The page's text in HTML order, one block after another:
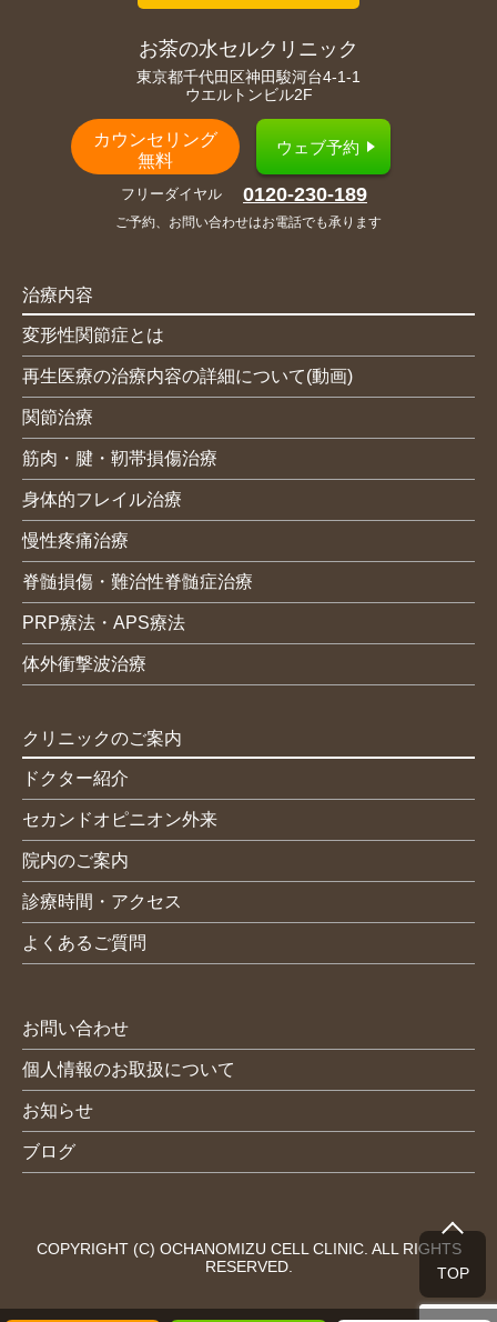
お茶の水セルクリニック
東京都千代田区神田駿河台4-1-1
ウエルトンビル2F
カウンセリング
無料
ウェブ予約
フリーダイヤル 0120-230-189
ご予約、お問い合わせはお電話でも承ります
治療内容
変形性関節症とは
再生医療の治療内容の詳細について(動画)
関節治療
筋肉・腱・靭帯損傷治療
身体的フレイル治療
慢性疼痛治療
脊髄損傷・難治性脊髄症治療
PRP療法・APS療法
体外衝撃波治療
クリニックのご案内
ドクター紹介
セカンドオピニオン外来
院内のご案内
診療時間・アクセス
よくあるご質問
お問い合わせ
個人情報のお取扱について
お知らせ
ブログ
COPYRIGHT (C) OCHANOMIZU CELL CLINIC. ALL RIGHTS
RESERVED.
TOP